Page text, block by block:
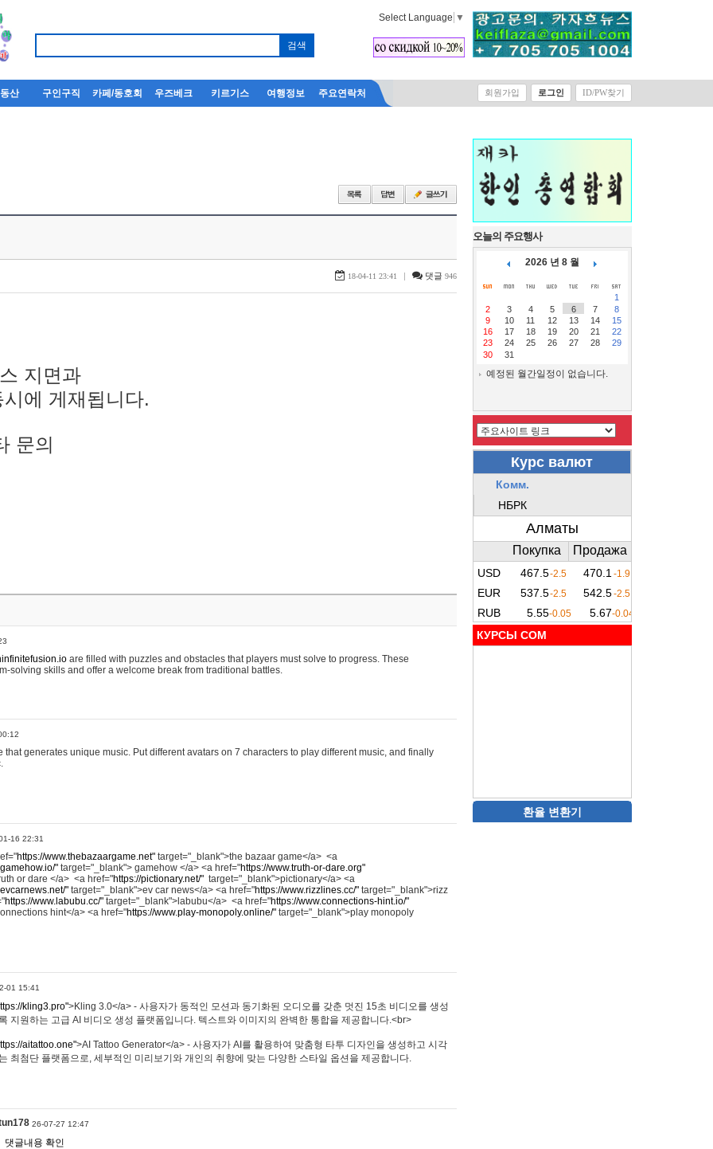
Select Language ▼
산 구인구직 카페/동호회 우즈베크 키르기스 여행정보 주요연락처 회원가입 로그인 ID/PW찾기
18-04-11 23:41 | 댓글 946
지면과
에 게재됩니다.
문의
are filled with puzzles and obstacles that players must solve to progress. These
solving skills and offer a welcome break from traditional battles.
that generates unique music. Put different avatars on 7 characters to play different music, and finally
16 22:31
https://www.thebazaargame.net" target="_blank">the bazaar game</a> <a
" target="_blank"> gamehow </a> <a href="https://www.truth-or-dare.org"
or dare </a> <a href="https://pictionary.net/" target="_blank">pictionary</a> <a
" target="_blank">ev car news</a> <a href="https://www.rizzlines.cc/" target="_blank">rizz
https://www.labubu.cc/" target="_blank">labubu</a> <a href="https://www.connections-hint.io/"
hint</a> <a href="https://www.play-monopoly.online/" target="_blank">play monopoly
01 15:41
kling3.pro">Kling 3.0</a> - 사용자가 동적인 모션과 동기화된 오디오를 갖춘 멋진 15초 비디오를 생성
지원하는 고급 AI 비디오 생성 플랫폼입니다. 텍스트와 이미지의 완벽한 통합을 제공합니다.<br>
aitattoo.one">AI Tattoo Generator</a> - 사용자가 AI를 활용하여 맞춤형 타투 디자인을 생성하고 시각
최첨단 플랫폼으로, 세부적인 미리보기와 개인의 취향에 맞는 다양한 스타일 옵션을 제공합니다.
26-07-27 12:47
댓글내용 확인
오늘의 주요행사
2026 년 8 월
1
2
3 4 5 6 7
8
9
10 11 12 13 14
15
16
17 18 19 20 21
22
23
24 25 26 27 28
29
30
31
예정된 월간일정이 없습니다.
КУРСЫ COM
환율 변환기